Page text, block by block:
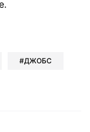
в Whatsapp
в Messenger
в LinkedIn
ДЖОБС
news
в Viber
в LinkedIn